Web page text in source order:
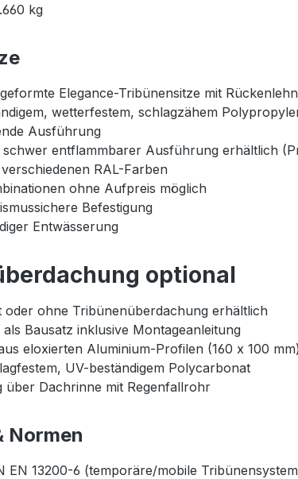
kg
Elegance-Tribünensitze mit
wetterfestem, schlagzähem
Ausführung
schwer entflammbarer Ausführung erhältlich
RAL-Farben
ohne Aufpreis möglich
Befestigung
Entwässerung
optional
oder ohne Tribünenüberdachung erhältlich
Bausatz inklusive Montageanleitung
eloxierten Aluminium-Profilen (160 x 100 mm)
UV-beständigem Polycarbonat
über Dachrinne mit Regenfallrohr
Normen
EN 13200-6 (temporäre/mobile